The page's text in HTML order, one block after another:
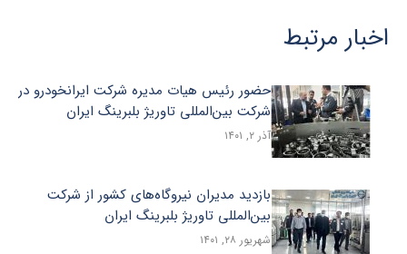
اخبار مرتبط
حضور رئیس هیات مدیره شرکت ایرانخودرو در
شرکت بین‌المللی تاوریژ بلبرینگ ایران
آذر ۲, ۱۴۰۱
بازدید مدیران نیروگاه‌های کشور از شرکت
بین‌المللی تاوریژ بلبرینگ ایران
شهریور ۲۸, ۱۴۰۱